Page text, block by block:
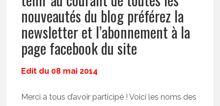
nouveautés du blog préférez la
newsletter et l’abonnement à la
page facebook du site
Edit du 08 mai 2014
Merci à tous d’avoir participé ! Voici les noms des